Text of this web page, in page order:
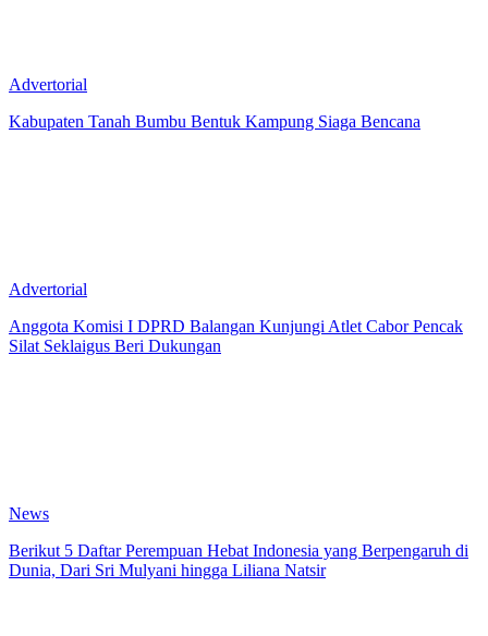
Advertorial
Kabupaten Tanah Bumbu Bentuk Kampung Siaga Bencana
Advertorial
Anggota Komisi I DPRD Balangan Kunjungi Atlet Cabor Pencak
Silat Seklaigus Beri Dukungan
News
Berikut 5 Daftar Perempuan Hebat Indonesia yang Berpengaruh di
Dunia, Dari Sri Mulyani hingga Liliana Natsir